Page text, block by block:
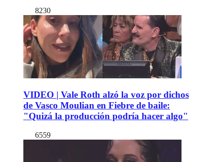
8230
VIDEO | Vale Roth alzó la voz por dichos
de Vasco Moulian en Fiebre de baile:
"Quizá la producción podría hacer algo"
6559